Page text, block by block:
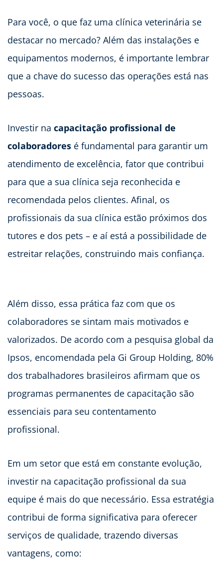
Para você, o que faz uma clínica veterinária se
destacar no mercado? Além das instalações e
equipamentos modernos, é importante lembrar
que a chave do sucesso das operações está nas
pessoas.
Investir na capacitação profissional de
colaboradores é fundamental para garantir um
atendimento de excelência, fator que contribui
para que a sua clínica seja reconhecida e
recomendada pelos clientes. Afinal, os
profissionais da sua clínica estão próximos dos
tutores e dos pets – e aí está a possibilidade de
estreitar relações, construindo mais confiança.
Além disso, essa prática faz com que os
colaboradores se sintam mais motivados e
valorizados. De acordo com a pesquisa global da
Ipsos, encomendada pela Gi Group Holding, 80%
dos trabalhadores brasileiros afirmam que os
programas permanentes de capacitação são
essenciais para seu contentamento
profissional.
Em um setor que está em constante evolução,
investir na capacitação profissional da sua
equipe é mais do que necessário. Essa estratégia
contribui de forma significativa para oferecer
serviços de qualidade, trazendo diversas
vantagens, como: